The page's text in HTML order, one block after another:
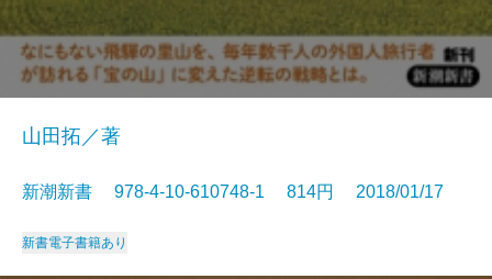
山田拓／著
新潮新書 978-4-10-610748-1 814円 2018/01/17
新書電子書籍あり